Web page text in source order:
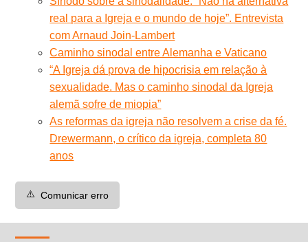
real para a Igreja e o mundo de hoje”. Entrevista
com Arnaud Join-Lambert
Caminho sinodal entre Alemanha e Vaticano
“A Igreja dá prova de hipocrisia em relação à
sexualidade. Mas o caminho sinodal da Igreja
alemã sofre de miopia”
As reformas da igreja não resolvem a crise da fé.
Drewermann, o crítico da igreja, completa 80
anos
⚠️ Comunicar erro